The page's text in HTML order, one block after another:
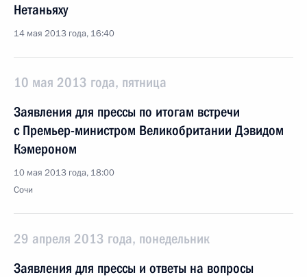
Нетаньяху
14 мая 2013 года, 16:40
10 мая 2013 года, пятница
Заявления для прессы по итогам встречи
с Премьер-министром Великобритании Дэвидом
Кэмероном
10 мая 2013 года, 18:00
Сочи
29 апреля 2013 года, понедельник
Заявления для прессы и ответы на вопросы